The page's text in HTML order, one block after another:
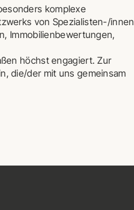
komplexe
von Spezialisten-/innen
Immobilienbewertungen,
höchst engagiert. Zur
die/der mit uns gemeinsam